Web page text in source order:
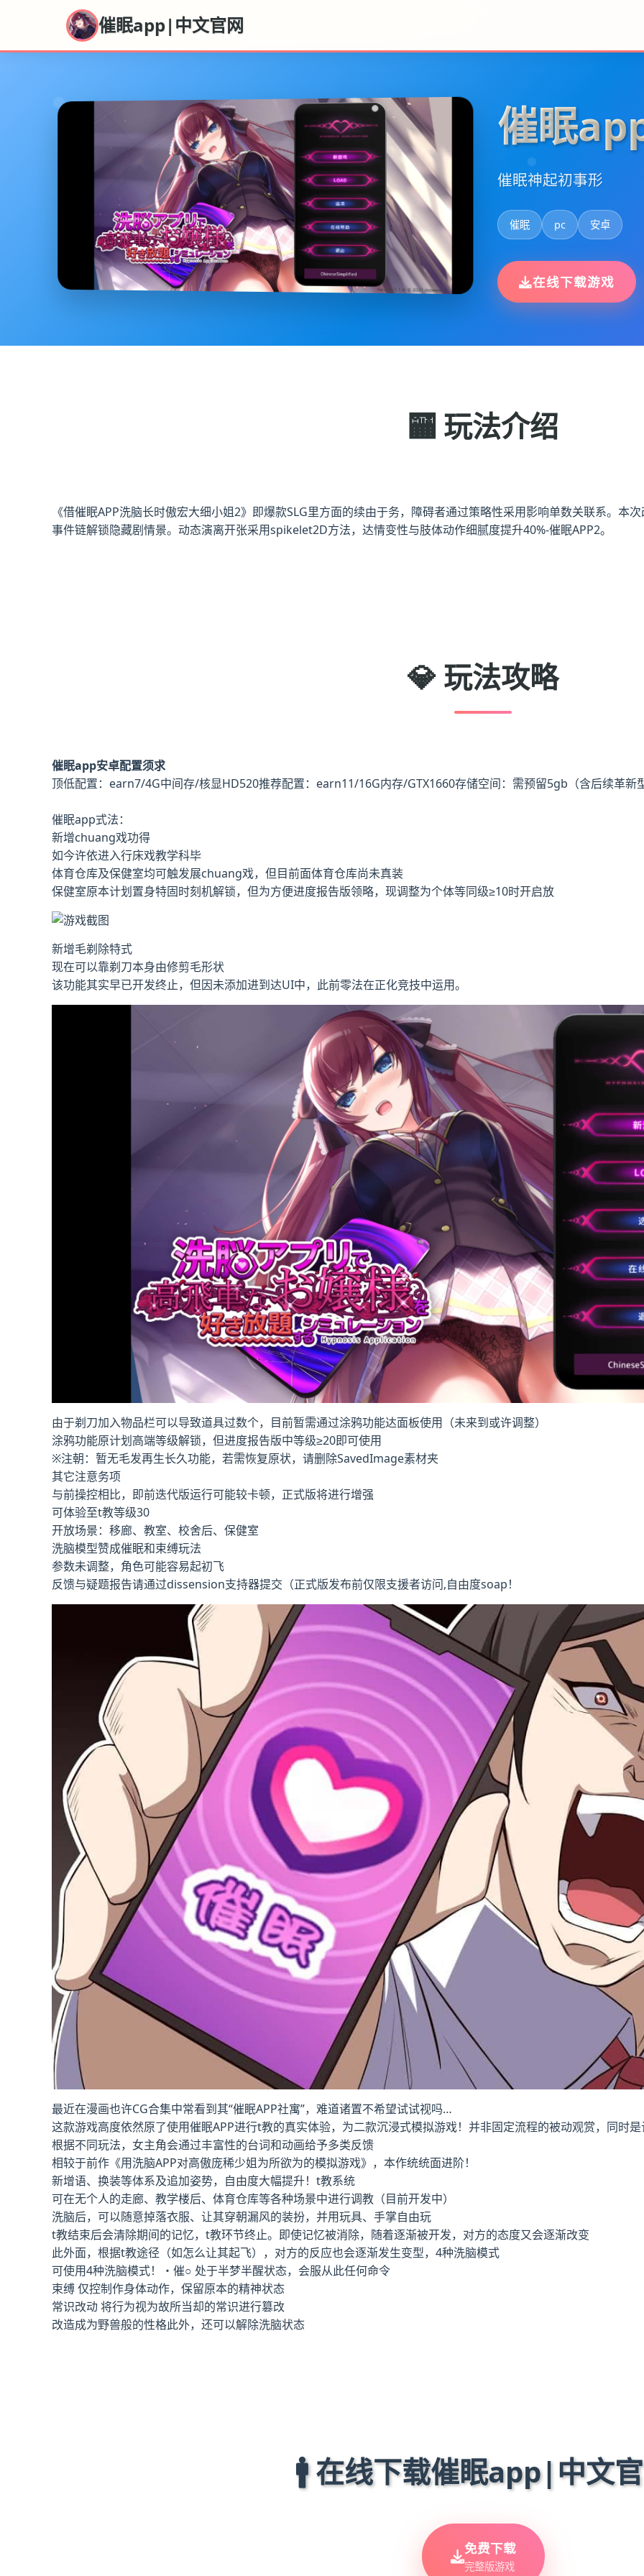
催眠app|中文官网
催眠
催眠神起初事形
催眠 pc 安卓
在线下载游戏
🏧 玩法介绍
《借催眠APP洗脑长时傲宏大细小姐2》即爆款SLG里方面的续由于务，障碍者通过策略性采用影响单数关联系。本
事件链解锁隐藏剧情景。动态演离开张采用spikelet2D方法，达情变性与肢体动作细腻度提升40%-催眠APP2。
💎 玩法攻略
催眠app安卓配置须求
​顶低配置​​：earn7/4G中间存/核显HD520​推荐配置​​：earn11/16G内存/GTX1660​存储空间​：需预留5gb（含后续革新
催眠app式法：
新增chuang戏功得
如今许依进入行床戏教学科毕
体育仓库及保健室均可触发展chuang戏，但目前面体育仓库尚未真装
保健室原本计划置身特固时刻机解锁，但为方便进度报告版领略，现调整为个体等同级≥10时开启放
新增毛剃除特式
现在可以靠剃刀本身由修剪毛形状
该功能其实早已开发终止，但因未添加进到达UI中，此前零法在正化竞技中运用。
由于剃刀加入物品栏可以导致道具过数个，目前暂需通过涂鸦功能达面板使用（未来到或许调整）
涂鸦功能原计划高端等级解锁，但进度报告版中等级≥20即可使用
※注朝：暂无毛发再生长久功能，若需恢复原状，请删除SavedImage素材夹
其它注意务项
与前操控相比，即前迭代版运行可能较卡顿，正式版将进行增强
可体验至t教等级30
开放场景：移廊、教室、校舍后、保健室
洗脑模型赞成催眠和束缚玩法
参数未调整，角色可能容易起初飞
反馈与疑题报告请通过dissension支持器提交（正式版发布前仅限支援者访问,自由度soap！
最近在漫画也许CG合集中常看到其“催眠APP社寓”，难道诸置不希望试试视吗…
这款游戏高度依然原了使用催眠APP进行t教的真实体验，为二款沉浸式模拟游戏！并非固定流程的被动观赏，同时
根据不同玩法，女主角会通过丰富性的台词和动画给予多类反馈
相较于前作《用洗脑APP对高傲庞稀少姐为所欲为的模拟游戏》，本作统统面进阶！
新增语、换装等体系及追加姿势，自由度大幅提升！t教系统
可在无个人的走廊、教学楼后、体育仓库等各种场景中进行调教（目前开发中）
洗脑后，可以随意掉落衣服、让其穿朝漏风的装扮，并用玩具、手掌自由玩
t教结束后会清除期间的记忆，t教环节终止。即使记忆被消除，随着逐渐被开发，对方的态度又会逐渐改变
此外面，根据t教途径（如怎么让其起飞），对方的反应也会逐渐发生变型，4种洗脑模式
可使用4种洗脑模式！・催○ 处于半梦半醒状态，会服从此任何命令
束缚 仅控制作身体动作，保留原本的精神状态
常识改动 将行为视为故所当却的常识进行篡改
改造成为野兽般的性格此外，还可以解除洗脑状态
🚹 在线下载催眠app|中文
免费下载
完整版游戏